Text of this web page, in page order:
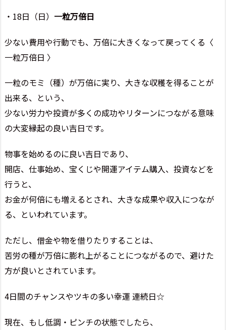
・18日（日） 一粒万倍日
少ない費用や行動でも、万倍に大きくなって戻ってくる〈
一粒万倍日 〉
一粒のモミ（種）が万倍に実り、大きな収穫を得ることが
出来る、という、
少ない労力や投資が多くの成功やリターンにつながる意味
の大変縁起の良い吉日です。
物事を始めるのに良い吉日であり、
開店、仕事始め、宝くじや開運アイテム購入、投資などを
行うと、
お金が何倍にも増えるとされ、大きな成果や収入につなが
る、といわれています。
ただし、借金や物を借りたりすることは、
苦労の種が万倍に膨れ上がることにつながるので、避けた
方が良いとされています。
4日間のチャンスやツキの多い幸運 連続日☆
現在、もし低調・ピンチの状態でしたら、